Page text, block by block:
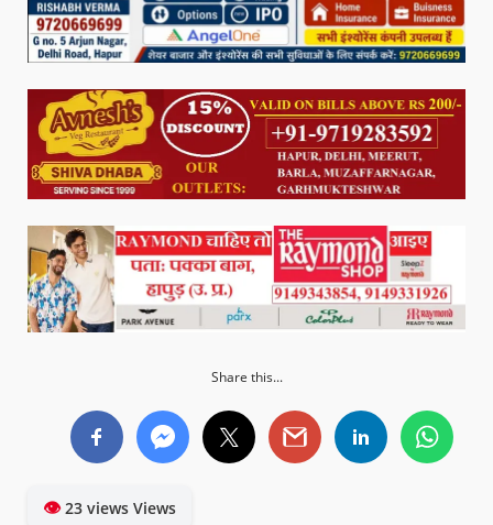
Share this...
👁23 views Views